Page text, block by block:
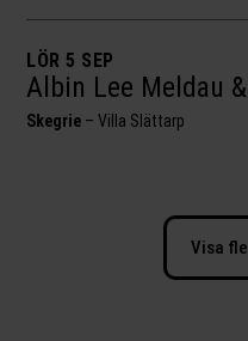
LÖR 5 SEP
Albin Lee Meldau
Skegrie –Villa Slättarp
Visa